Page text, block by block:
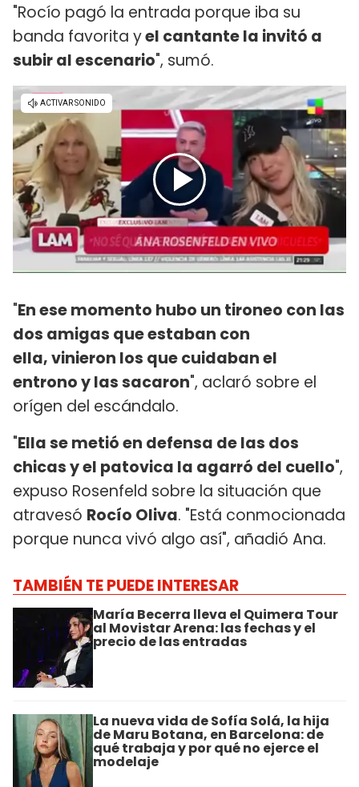
"Rocío pagó la entrada porque iba su
banda favorita yel cantante la invitó a
subir al escenario", sumó.
"En ese momento hubo un tironeo con las
dos amigas que estaban con
ella, vinieron los que cuidaban el
entrono y las sacaron", aclaró sobre el
orígen del escándalo.
"Ella se metió en defensa de las dos
chicas y el patovica la agarró del cuello",
expuso Rosenfeld sobre la situación que
atravesó Rocío Oliva. "Está conmocionada
porque nunca vivó algo así", añadió Ana.
TAMBIÉN TE PUEDE INTERESAR
María Becerra lleva el Quimera Tour
al Movistar Arena: las fechas y el
precio de las entradas
La nueva vida de Sofía Solá, la hija
de Maru Botana, en Barcelona: de
qué trabaja y por qué no ejerce el
modelaje